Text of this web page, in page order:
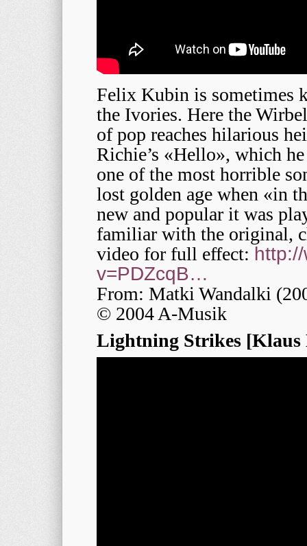
Felix Kubin is sometimes
the Ivories. Here the
of pop reaches hilarious
Richie’s «Hello», which
one of the most horrible
lost golden age when «in
new and popular it was
familiar with the original,
video for full effect:
v=PDZcqB…
From: Matki Wandalki
© 2004 A-Musik
Lightning Strikes [Klaus